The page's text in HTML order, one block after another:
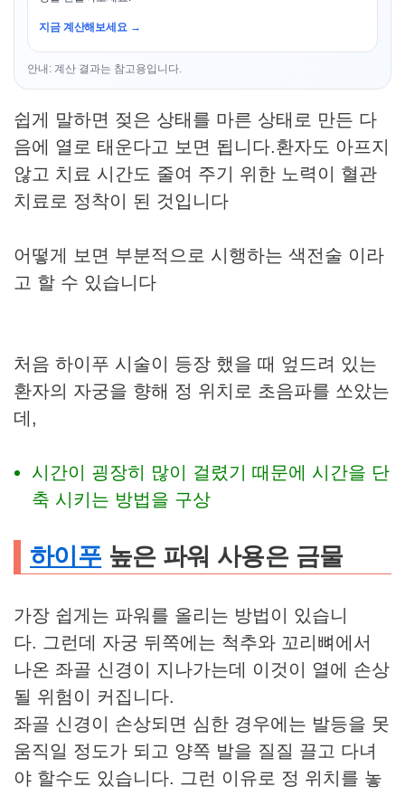
지금 계산해보세요 →
안내: 계산 결과는 참고용입니다.
쉽게 말하면 젖은 상태를 마른 상태로 만든 다
음에 열로 태운다고 보면 됩니다.환자도 아프지
않고 치료 시간도 줄여 주기 위한 노력이 혈관
치료로 정착이 된 것입니다
어떻게 보면 부분적으로 시행하는 색전술 이라
고 할 수 있습니다
처음 하이푸 시술이 등장 했을 때 엎드려 있는
환자의 자궁을 향해 정 위치로 초음파를 쏘았는
데,
시간이 굉장히 많이 걸렸기 때문에 시간을 단
축 시키는 방법을 구상
하이푸높은 파워 사용은 금물
가장 쉽게는 파워를 올리는 방법이 있습니
다. 그런데 자궁 뒤쪽에는 척추와 꼬리뼈에서
나온 좌골 신경이 지나가는데 이것이 열에 손상
될 위험이 커집니다.
좌골 신경이 손상되면 심한 경우에는 발등을 못
움직일 정도가 되고 양쪽 발을 질질 끌고 다녀
야 할수도 있습니다. 그런 이유로 정 위치를 놓